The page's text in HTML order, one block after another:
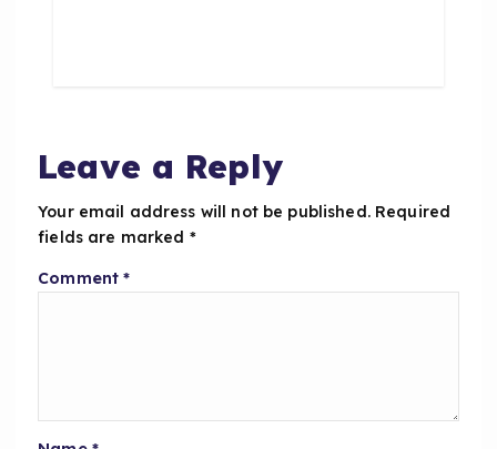
o
k
p
Leave a Reply
Your email address will not be published. Required
fields are marked *
Comment*